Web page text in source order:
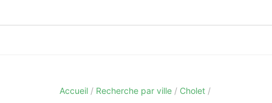
Accueil Recherche par ville Cholet